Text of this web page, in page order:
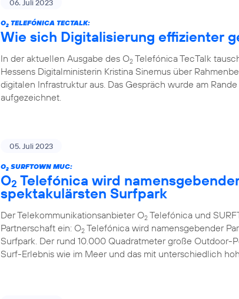
06. Juli 2023
O2 TELEFÓNICA TECTALK:
Wie sich Digitalisierung effizienter
In der aktuellen Ausgabe des O2 Telefónica TecTalk
Hessens Digitalministerin Kristina Sinemus über
digitalen Infrastruktur aus. Das Gespräch wurde am
aufgezeichnet.
05. Juli 2023
O2 SURFTOWN MUC:
O2 Telefónica wird
spektakulärsten Surfpark
Der Telekommunikationsanbieter O2 Telefónica und
Partnerschaft ein: O2 Telefónica wird namensgebender
Surfpark. Der rund 10.000 Quadratmeter große Outdoor-
Surf-Erlebnis wie im Meer und das mit unterschiedlich